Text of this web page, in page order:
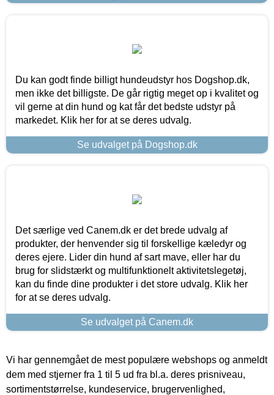
Du kan godt finde billigt hundeudstyr hos Dogshop.dk,
men ikke det billigste. De går rigtig meget op i kvalitet og
vil gerne at din hund og kat får det bedste udstyr på
markedet. Klik her for at se deres udvalg.
Se udvalget på Dogshop.dk
Det særlige ved Canem.dk er det brede udvalg af
produkter, der henvender sig til forskellige kæledyr og
deres ejere. Lider din hund af sart mave, eller har du
brug for slidstærkt og multifunktionelt aktivitetslegetøj,
kan du finde dine produkter i det store udvalg. Klik her
for at se deres udvalg.
Se udvalget på Canem.dk
Vi har gennemgået de mest populære webshops og anmeldt
dem med stjerner fra 1 til 5 ud fra bl.a. deres prisniveau,
sortimentstørrelse, kundeservice, brugervenlighed,